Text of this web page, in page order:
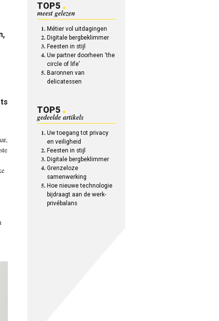
TOP5
meest gelezen
Métier vol uitdagingen
Digitale bergbeklimmer
Feesten in stijl
Uw partner doorheen ‘the
circle of life’
Baronnen van
delicatessen
TOP5
gedeelde artikels
Uw toegang tot privacy
en veiligheid
Feesten in stijl
Digitale bergbeklimmer
Grenzeloze
samenwerking
Hoe nieuwe technologie
bijdraagt aan de werk-
privébalans